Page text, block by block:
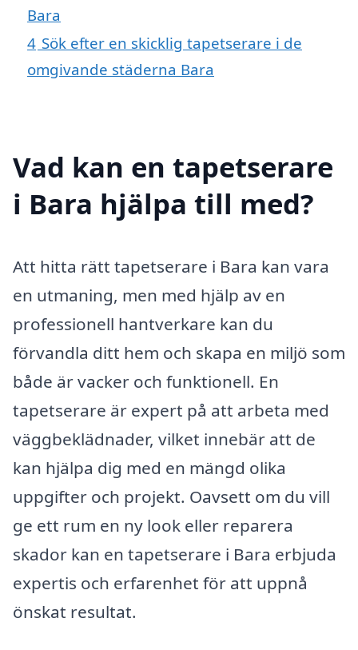
Bara
4 Sök efter en skicklig tapetserare i de
omgivande städerna Bara
Vad kan en tapetserare
i Bara hjälpa till med?
Att hitta rätt tapetserare i Bara kan vara
en utmaning, men med hjälp av en
professionell hantverkare kan du
förvandla ditt hem och skapa en miljö som
både är vacker och funktionell. En
tapetserare är expert på att arbeta med
väggbeklädnader, vilket innebär att de
kan hjälpa dig med en mängd olika
uppgifter och projekt. Oavsett om du vill
ge ett rum en ny look eller reparera
skador kan en tapetserare i Bara erbjuda
expertis och erfarenhet för att uppnå
önskat resultat.